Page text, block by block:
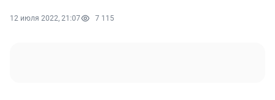
12 июля 2022, 21:07 7 115